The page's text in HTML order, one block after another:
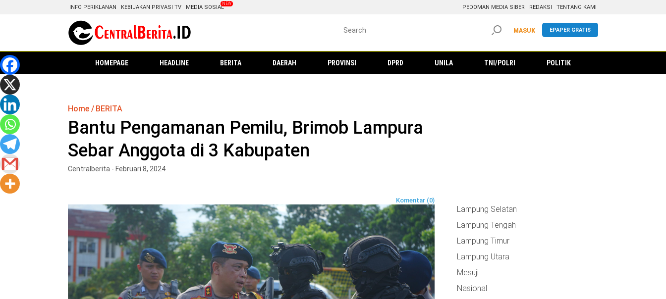
INFO PERIKLANAN KEBIJAKAN PRIVASI TV MEDIA SOSIAL PEDOMAN MEDIA SIBER REDAKSI TENTANG KAMI
EPAPER GRATIS
MASUK
HOMEPAGE HEADLINE BERITA DAERAH PROVINSI DPRD UNILA TNI/POLRI POLITIK
Home BERITA
Bantu Pengamanan Pemilu, Brimob Lampura
Sebar Anggota di 3 Kabupaten
Centralberita - Februari 8, 2024
Komentar (0)
Lampung Selatan
Lampung Tengah
Lampung Timur
Lampung Utara
Mesuji
Nasional